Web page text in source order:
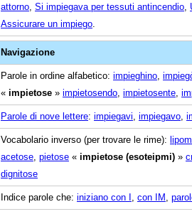
attorno Si impiegava per tessuti antincendio
Assicurare un impiego
Navigazione
Parole in ordine alfabetico: impieghino
« impietose » impietosendo impietosente
Parole di nove lettere: impiegavi impiegavo
Vocabolario inverso (per trovare le rime):
acetose pietose « impietose (esoteipmi) »
dignitose
Indice parole che: iniziano con I con IM